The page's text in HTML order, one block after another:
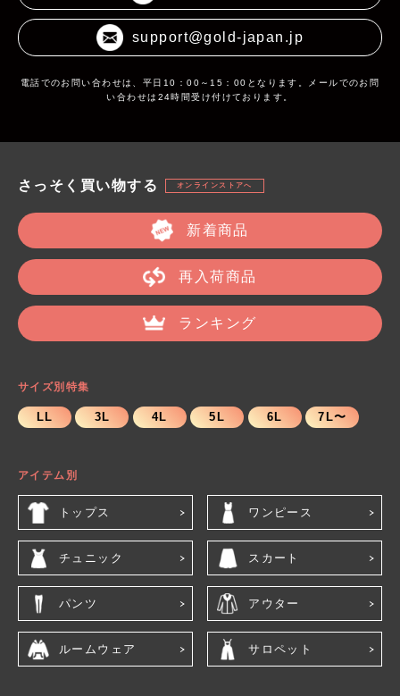
support@gold-japan.jp
電話でのお問い合わせは、平日10：00～15：00となります。メールでのお問
い合わせは24時間受け付けております。
さっそく買い物する オンラインストアへ
新着商品
再入荷商品
ランキング
サイズ別特集
LL 3L 4L 5L 6L 7L〜
アイテム別
トップス ワンピース
チュニック スカート
パンツ アウター
ルームウェア サロペット